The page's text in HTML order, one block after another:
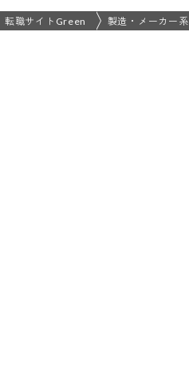
転職サイトGreen 製造・メーカー系